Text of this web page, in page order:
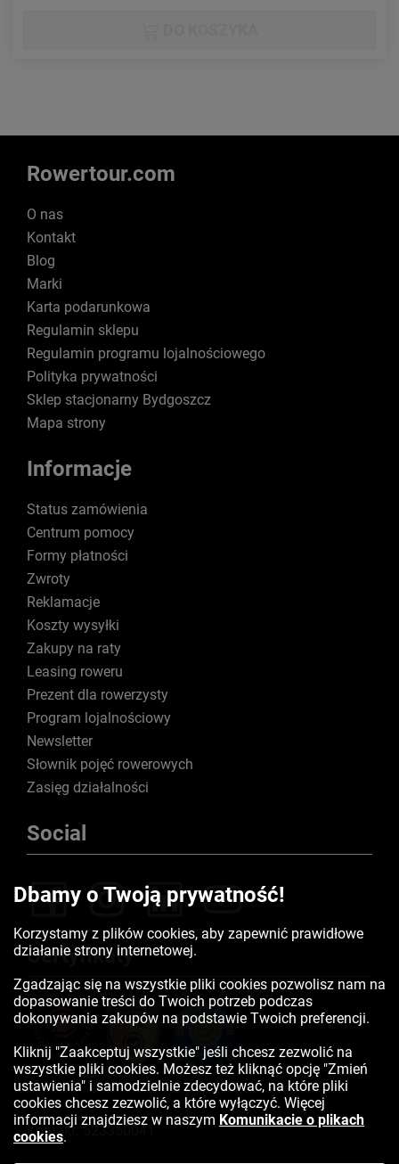
Rowertour.com
O nas
Kontakt
Blog
Marki
Karta podarunkowa
Regulamin sklepu
Regulamin programu lojalnościowego
Polityka prywatności
Sklep stacjonarny Bydgoszcz
Mapa strony
Informacje
Status zamówienia
Centrum pomocy
Formy płatności
Zwroty
Reklamacje
Koszty wysyłki
Zakupy na raty
Leasing roweru
Prezent dla rowerzysty
Program lojalnościowy
Newsletter
Słownik pojęć rowerowych
Zasięg działalności
Social
Certyfikaty
Kontakt:523350041
Dbamy o Twoją prywatność!
Korzystamy z plików cookies, aby zapewnić prawidłowe
działanie strony internetowej.
Zgadzając się na wszystkie pliki cookies pozwolisz nam na
dopasowanie treści do Twoich potrzeb podczas
dokonywania zakupów na podstawie Twoich preferencji.
Kliknij "Zaakceptuj wszystkie" jeśli chcesz zezwolić na
wszystkie pliki cookies. Możesz też kliknąć opcję "Zmień
ustawienia" i samodzielnie zdecydować, na które pliki
cookies chcesz zezwolić, a które wyłączyć. Więcej
informacji znajdziesz w naszym Komunikacie o plikach
cookies.